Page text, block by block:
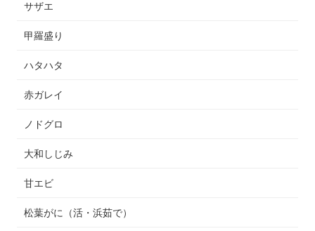
サザエ
甲羅盛り
ハタハタ
赤ガレイ
ノドグロ
大和しじみ
甘エビ
松葉がに（活・浜茹で）